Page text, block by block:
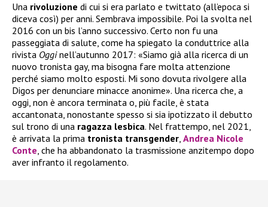
Una rivoluzione di cui si era parlato e twittato (all’epoca si
diceva così) per anni. Sembrava impossibile. Poi la svolta nel
2016 con un bis l’anno successivo. Certo non fu una
passeggiata di salute, come ha spiegato la conduttrice alla
rivista Ogginell’autunno 2017: «Siamo già alla ricerca di un
nuovo tronista gay, ma bisogna fare molta attenzione
perché siamo molto esposti. Mi sono dovuta rivolgere alla
Digos per denunciare minacce anonime». Una ricerca che, a
oggi, non è ancora terminata o, più facile, è stata
accantonata, nonostante spesso si sia ipotizzato il debutto
sul trono di una ragazza lesbica. Nel frattempo, nel 2021,
è arrivata la prima tronista transgender, Andrea Nicole
Conte, che ha abbandonato la trasmissione anzitempo dopo
aver infranto il regolamento.